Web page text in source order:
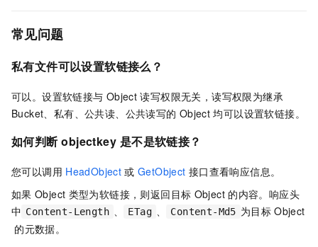
常见问题
私有文件可以设置软链接么？
可以。设置软链接与 Object 读写权限无关，读写权限为继承
Bucket、私有、公共读、公共读写的 Object 均可以设置软链接。
如何判断 objectkey 是不是软链接？
您可以调用 HeadObject 或 GetObject 接口查看响应信息。
如果 Object 类型为软链接，则返回目标 Object 的内容。响应头
中 Content-Length ETag Content-Md5 为目标 Object
的元数据。